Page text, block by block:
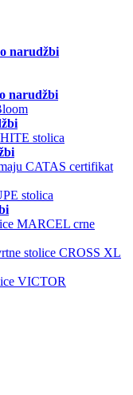
narudžbi
narudžbi